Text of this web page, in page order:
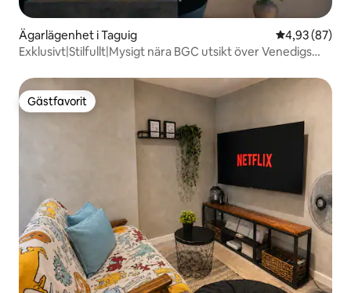
Ägarlägenhet i Taguig 4,93 av 5 i
4,93 (87)
Exklusivt|Stilfullt|Mysigt nära BGC utsikt över Venedigs
Gästfavorit
Gästfavorit